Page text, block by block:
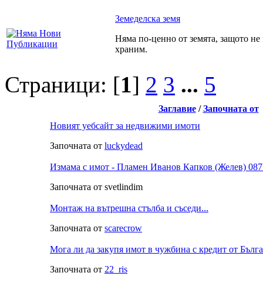
Земеделска земя
Няма по-ценно от земята, защото не
храним.
Страници: [1] 2 3 ... 5
Заглавие/Започната от
Новият уебсайт за недвижими имоти
Започната от luckydead
Измама с имот - Пламен Иванов Капков (Желев)
Започната от svetlindim
Монтаж на вътрешна стълба и съседи...
Започната от scarecrow
Мога ли да закупя имот в чужбина с кредит от
Започната от 22_ris